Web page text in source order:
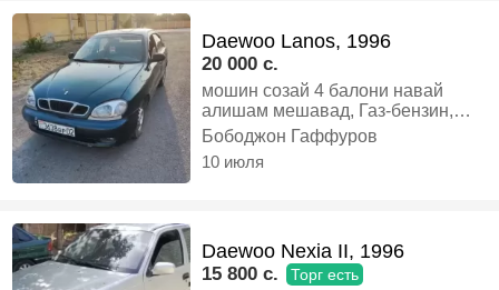
Daewoo Lanos, 1996
20 000 c.
мошин созай 4 балони навай
алишам мешавад, Газ-бензин,
Механика, Седан
Бободжон Гаффуров
10 июля
Daewoo Nexia II, 1996
15 800 c. Торг есть